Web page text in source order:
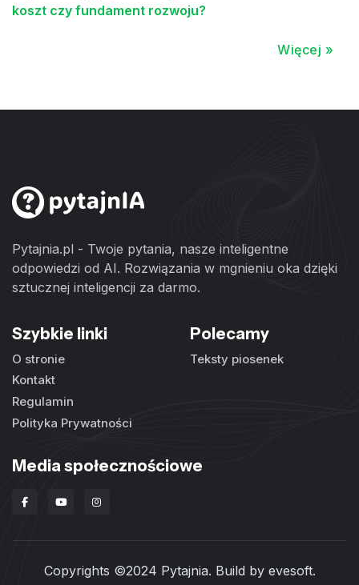
koszt czy fundament rozwoju?
Więcej »
Pytajnia.pl - Twoje pytania, nasze inteligentne
odpowiedzi od AI. Rozwiązania w mgnieniu oka dzięki
sztucznej inteligencji za darmo.
Szybkie linki
O stronie
Kontakt
Regulamin
Polityka Prywatności
Polecamy
Teksty piosenek
Media społecznościowe
Copyrights ©2024 Pytajnia. Build by evesoft.